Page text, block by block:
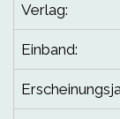
Verlag:
Einband: